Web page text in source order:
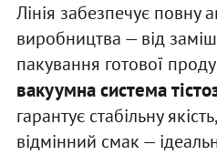
Лінія забезпечує повну
виробництва — від
пакування готової
вакуумна система
гарантує стабільну
відмінний смак —